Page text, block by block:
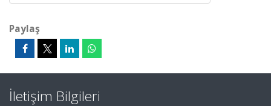
Paylaş
İletişim Bilgileri